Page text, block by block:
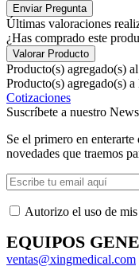
Enviar Pregunta
Últimas valoraciones
¿Has comprado este
Valorar Producto
Producto(s) agregado(s)
Producto(s) agregado(s)
Cotizaciones
Suscríbete a nuestro
Se el primero en
novedades que traemos
Autorizo ​​el uso de mis
EQUIPOS
ventas@xingmedical.com